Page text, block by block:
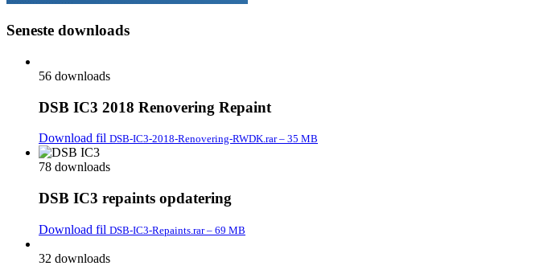
Seneste downloads
56 downloads
DSB IC3 2018 Renovering Repaint
Download fil DSB-IC3-2018-Renovering-RWDK.rar – 35 MB
78 downloads
DSB IC3 repaints opdatering
Download fil DSB-IC3-Repaints.rar – 69 MB
32 downloads